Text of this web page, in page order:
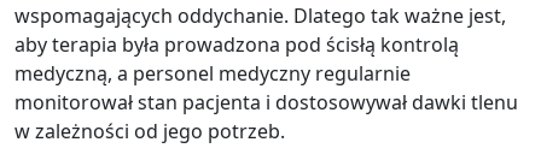
wspomagających oddychanie. Dlatego tak ważne jest,
aby terapia była prowadzona pod ścisłą kontrolą
medyczną, a personel medyczny regularnie
monitorował stan pacjenta i dostosowywał dawki tlenu
w zależności od jego potrzeb.